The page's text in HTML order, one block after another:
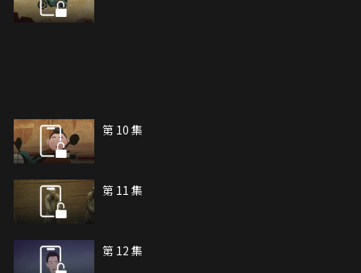
第 10 集
第 11 集
第 12 集